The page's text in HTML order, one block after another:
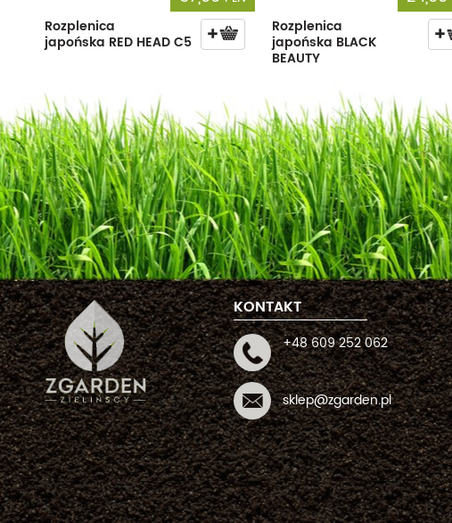
Rozplenica
japońska RED HEAD C5
Rozplenica
japońska BLACK
BEAUTY
KONTAKT
+48 609 252 062
sklep@zgarden.pl